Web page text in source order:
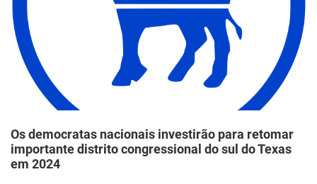
Os democratas nacionais investirão para retomar
importante distrito congressional do sul do Texas
em 2024